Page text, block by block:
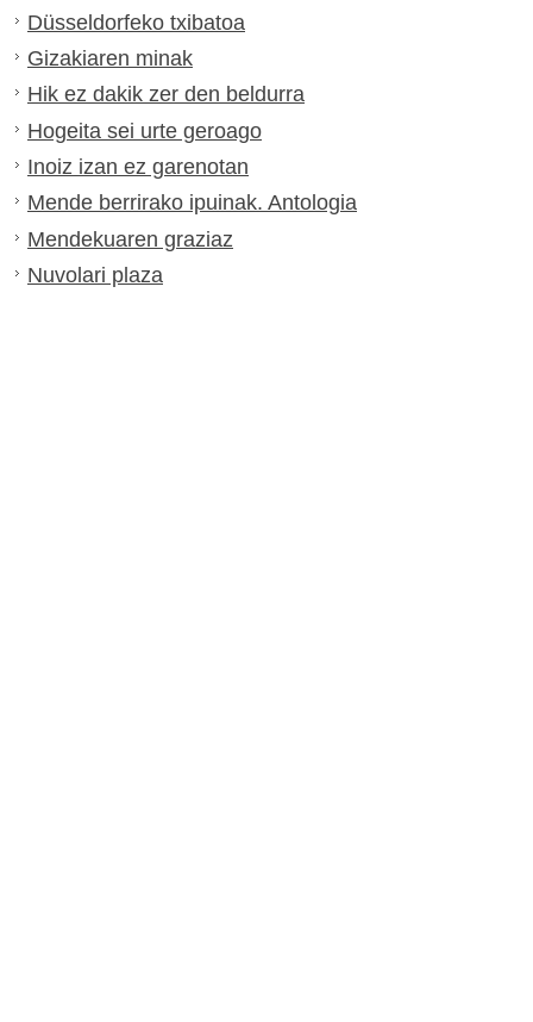
Düsseldorfeko txibatoa
Gizakiaren minak
Hik ez dakik zer den beldurra
Hogeita sei urte geroago
Inoiz izan ez garenotan
Mende berrirako ipuinak. Antologia
Mendekuaren graziaz
Nuvolari plaza